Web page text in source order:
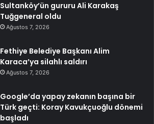
Sultanköy’ün gururu Ali Karakaş
Tuğgeneral oldu
Ağustos 7, 2026
Fethiye Belediye Başkanı Alim
Karaca’ya silahlı saldırı
Ağustos 7, 2026
Google’da yapay zekanın başına bir
Türk geçti: Koray Kavukçuoğlu dönemi
başladı